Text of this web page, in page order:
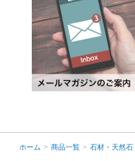
ホーム > 商品一覧 > 石材・天然石